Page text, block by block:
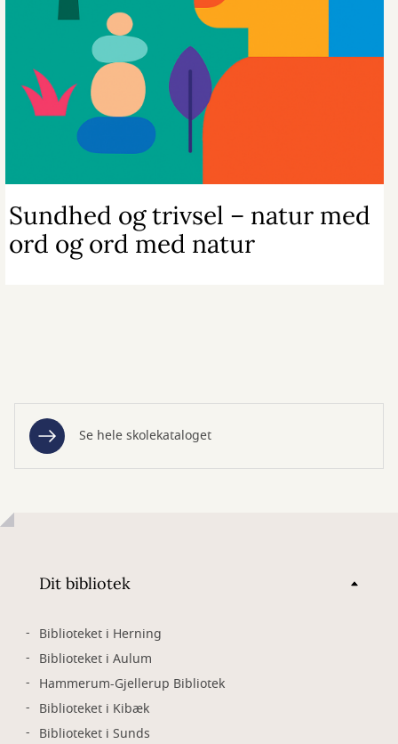
Sundhed og trivsel – natur med
ord og ord med natur
Se hele skolekataloget
Dit bibliotek
Biblioteket i Herning
Biblioteket i Aulum
Hammerum-Gjellerup Bibliotek
Biblioteket i Kibæk
Biblioteket i Sunds